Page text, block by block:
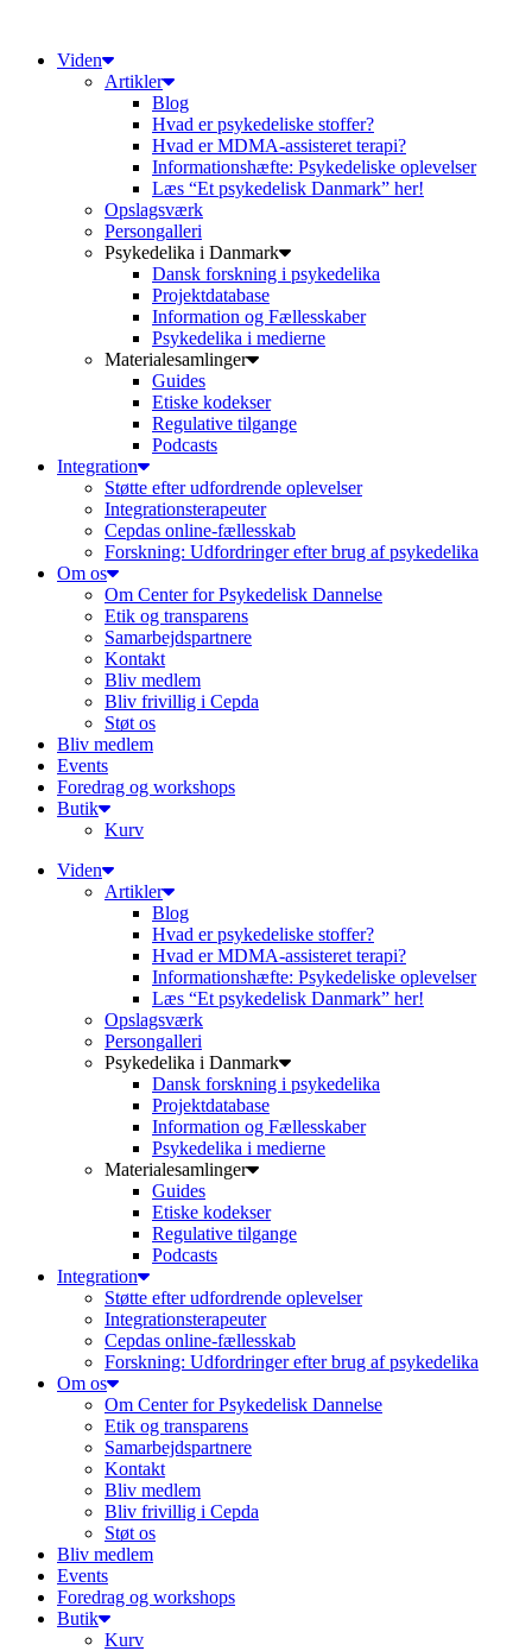
indholdViden
Artikler
Blog
Hvad er psykedeliske stoffer?
Hvad er MDMA-assisteret terapi?
Informationshæfte: Psykedeliske oplevelser
Læs “Et psykedelisk Danmark” her!
Opslagsværk
Persongalleri
Psykedelika i Danmark
Dansk forskning i psykedelika
Projektdatabase
Information og Fællesskaber
Psykedelika i medierne
Materialesamlinger
Guides
Etiske kodekser
Regulative tilgange
Podcasts
Integration
Støtte efter udfordrende oplevelser
Integrationsterapeuter
Cepdas online-fællesskab
Forskning: Udfordringer efter brug af psykedelika
Om os
Om Center for Psykedelisk Dannelse
Etik og transparens
Samarbejdspartnere
Kontakt
Bliv medlem
Bliv frivillig i Cepda
Støt os
Bliv medlem
Events
Foredrag og workshops
Butik
Kurv
Viden
Artikler
Blog
Hvad er psykedeliske stoffer?
Hvad er MDMA-assisteret terapi?
Informationshæfte: Psykedeliske oplevelser
Læs “Et psykedelisk Danmark” her!
Opslagsværk
Persongalleri
Psykedelika i Danmark
Dansk forskning i psykedelika
Projektdatabase
Information og Fællesskaber
Psykedelika i medierne
Materialesamlinger
Guides
Etiske kodekser
Regulative tilgange
Podcasts
Integration
Støtte efter udfordrende oplevelser
Integrationsterapeuter
Cepdas online-fællesskab
Forskning: Udfordringer efter brug af psykedelika
Om os
Om Center for Psykedelisk Dannelse
Etik og transparens
Samarbejdspartnere
Kontakt
Bliv medlem
Bliv frivillig i Cepda
Støt os
Bliv medlem
Events
Foredrag og workshops
Butik
Kurv